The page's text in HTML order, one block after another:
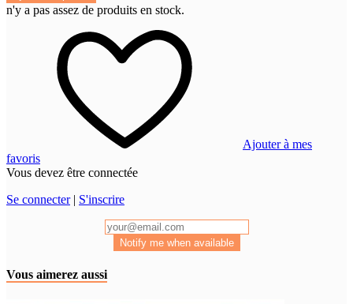
n'y a pas assez de produits en stock.
Ajouter à mes
favoris
Vous devez être connectée
Se connecter| S'inscrire
Notify me when available
Vous aimerez aussi